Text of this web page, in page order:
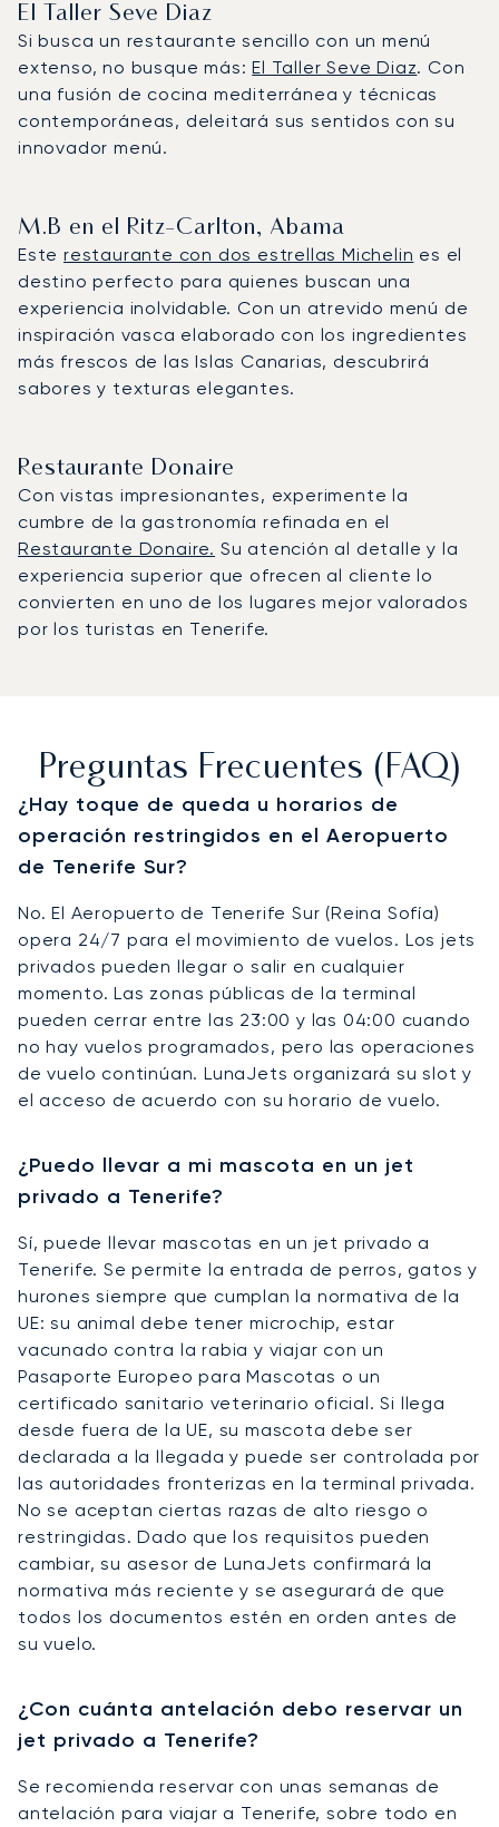
El Taller Seve Diaz
Si busca un restaurante sencillo con un menú
extenso, no busque más:El Taller Seve Diaz. Con
una fusión de cocina mediterránea y técnicas
contemporáneas, deleitará sus sentidos con su
innovador menú.
M.B en el Ritz-Carlton, Abama
Este restaurante con dos estrellas Michelin es el
destino perfecto para quienes buscan una
experiencia inolvidable. Con un atrevido menú de
inspiración vasca elaborado con los ingredientes
más frescos de las Islas Canarias, descubrirá
sabores y texturas elegantes.
Restaurante Donaire
Con vistas impresionantes, experimente la
cumbre de la gastronomía refinada en el
Restaurante Donaire. Su atención al detalle y la
experiencia superior que ofrecen al cliente lo
convierten en uno de los lugares mejor valorados
por los turistas en Tenerife.
Preguntas Frecuentes (FAQ)
¿Hay toque de queda u horarios de
operación restringidos en el Aeropuerto
de Tenerife Sur?
No. El Aeropuerto de Tenerife Sur (Reina Sofía)
opera 24/7 para el movimiento de vuelos. Los jets
privados pueden llegar o salir en cualquier
momento. Las zonas públicas de la terminal
pueden cerrar entre las 23:00 y las 04:00 cuando
no hay vuelos programados, pero las operaciones
de vuelo continúan. LunaJets organizará su slot y
el acceso de acuerdo con su horario de vuelo.
¿Puedo llevar a mi mascota en un jet
privado a Tenerife?
Sí, puede llevar mascotas en un jet privado a
Tenerife. Se permite la entrada de perros, gatos y
hurones siempre que cumplan la normativa de la
UE: su animal debe tener microchip, estar
vacunado contra la rabia y viajar con un
Pasaporte Europeo para Mascotas o un
certificado sanitario veterinario oficial. Si llega
desde fuera de la UE, su mascota debe ser
declarada a la llegada y puede ser controlada por
las autoridades fronterizas en la terminal privada.
No se aceptan ciertas razas de alto riesgo o
restringidas. Dado que los requisitos pueden
cambiar, su asesor de LunaJets confirmará la
normativa más reciente y se asegurará de que
todos los documentos estén en orden antes de
su vuelo.
¿Con cuánta antelación debo reservar un
jet privado a Tenerife?
Se recomienda reservar con unas semanas de
antelación para viajar a Tenerife, sobre todo en